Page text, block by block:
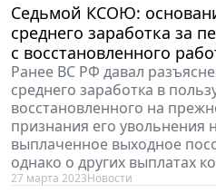
Седьмой КСОЮ:
среднего заработка за
с восстановленного
Ранее ВС РФ давал
среднего заработка в
восстановленного на
признания его увольнения
выплаченное выходное
однако о других выплатах
27 марта 2023Новости